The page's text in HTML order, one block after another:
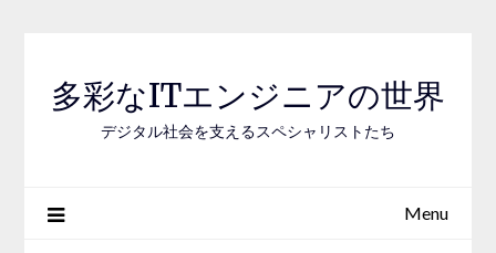
多彩なITエンジニアの世界
デジタル社会を支えるスペシャリストたち
Menu